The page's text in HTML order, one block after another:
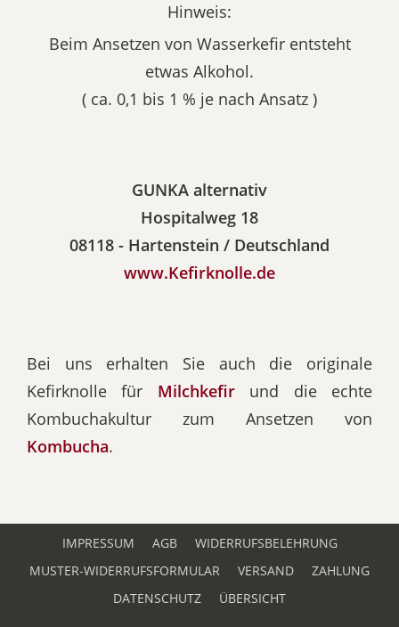
Hinweis:
Beim Ansetzen von Wasserkefir entsteht
etwas Alkohol.
( ca. 0,1 bis 1 % je nach Ansatz )
GUNKA alternativ
Hospitalweg 18
08118 - Hartenstein / Deutschland
www.Kefirknolle.de
Bei uns erhalten Sie auch die originale
Kefirknolle für Milchkefirund die echte
Kombuchakultur zum Ansetzen von
Kombucha.
IMPRESSUM AGB
WIDERRUFSBELEHRUNG
MUSTER-WIDERRUFSFORMULAR
VERSAND
ZAHLUNG
DATENSCHUTZ
ÜBERSICHT